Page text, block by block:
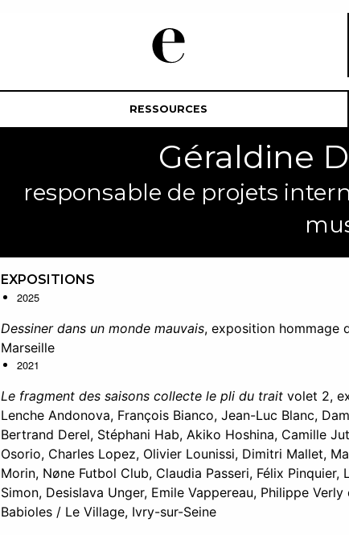
RESSOURCES
Géraldine
responsable de projets
EXPOSITIONS
2025
Dessiner dans un monde mauvais, exposition hommage
Marseille
2021
Le fragment des saisons collecte le pli du traitvolet 2,
Lenche Andonova, François Bianco, Jean-Luc Blanc,
Bertrand Derel, Stéphani Hab, Akiko Hoshina, Camille
Osorio, Charles Lopez, Olivier Lounissi, Dimitri Mallet,
Morin, Nøne Futbol Club, Claudia Passeri, Félix Pinquier,
Simon, Desislava Unger, Emile Vappereau, Philippe
Babioles / Le Village, Ivry-sur-Seine